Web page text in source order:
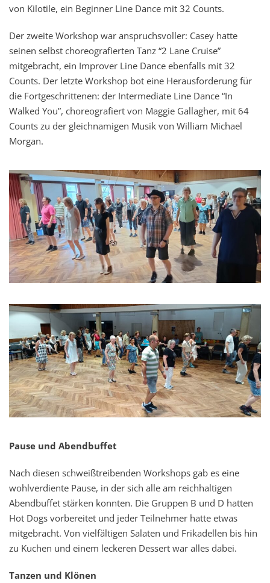
von Kilotile, ein Beginner Line Dance mit 32 Counts.
Der zweite Workshop war anspruchsvoller: Casey hatte
seinen selbst choreografierten Tanz “2 Lane Cruise”
mitgebracht, ein Improver Line Dance ebenfalls mit 32
Counts. Der letzte Workshop bot eine Herausforderung für
die Fortgeschrittenen: der Intermediate Line Dance “In
Walked You”, choreografiert von Maggie Gallagher, mit 64
Counts zu der gleichnamigen Musik von William Michael
Morgan.
Pause und Abendbuffet
Nach diesen schweißtreibenden Workshops gab es eine
wohlverdiente Pause, in der sich alle am reichhaltigen
Abendbuffet stärken konnten. Die Gruppen B und D hatten
Hot Dogs vorbereitet und jeder Teilnehmer hatte etwas
mitgebracht. Von vielfältigen Salaten und Frikadellen bis hin
zu Kuchen und einem leckeren Dessert war alles dabei.
Tanzen und Klönen